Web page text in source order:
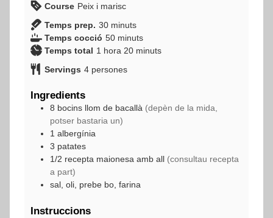
Course Peix i marisc
Temps prep. 30minuts
minuts
Temps cocció 50minuts
minuts
Temps total 1 hora
hora 20minuts
minuts
Servings 4 persones
Ingredients
8 bocins llom de bacallà (depèn de la mida,
potser bastaria un)
1 albergínia
3 patates
1/2 recepta maionesa amb all (consultau recepta
a part)
sal, oli, prebe bo, farina
Instruccions